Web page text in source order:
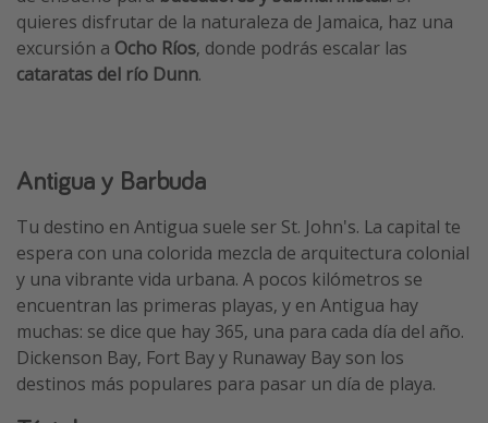
quieres disfrutar de la naturaleza de Jamaica, haz una
excursión a Ocho Ríos, donde podrás escalar las
cataratas del río Dunn.
Antigua y Barbuda
Tu destino en Antigua suele ser St. John's. La capital te
espera con una colorida mezcla de arquitectura colonial
y una vibrante vida urbana. A pocos kilómetros se
encuentran las primeras playas, y en Antigua hay
muchas: se dice que hay 365, una para cada día del año.
Dickenson Bay, Fort Bay y Runaway Bay son los
destinos más populares para pasar un día de playa.